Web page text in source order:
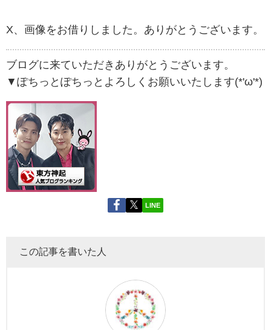
X、画像をお借りしました。ありがとうございます。
ブログに来ていただきありがとうございます。
▼ぽちっとぽちっとよろしくお願いいたします(*'ω'*)
LINE
この記事を書いた人